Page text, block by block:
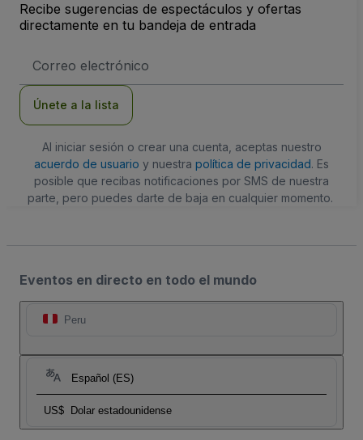
Recibe sugerencias de espectáculos y ofertas
directamente en tu bandeja de entrada
de
Únete a la lista
Al iniciar sesión o crear una cuenta, aceptas nuestro
acuerdo de usuario y nuestra política de privacidad. Es
posible que recibas notificaciones por SMS de nuestra
parte, pero puedes darte de baja en cualquier momento.
Eventos en directo en todo el mundo
Peru
Español (ES)
US$ Dolar estadounidense